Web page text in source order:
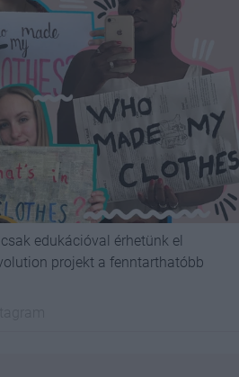
edukációval érhetünk el
projekt a fenntarthatóbb